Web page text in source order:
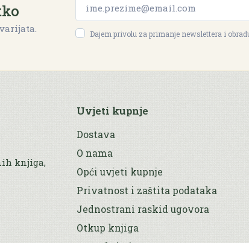
Dajem privolu za primanje newslettera i
knjiga,
Uvjeti kupnje
Dostava
O nama
Opći uvjeti kupnje
Privatnost i zaštita podataka
Jednostrani raskid ugovora
Otkup knjiga